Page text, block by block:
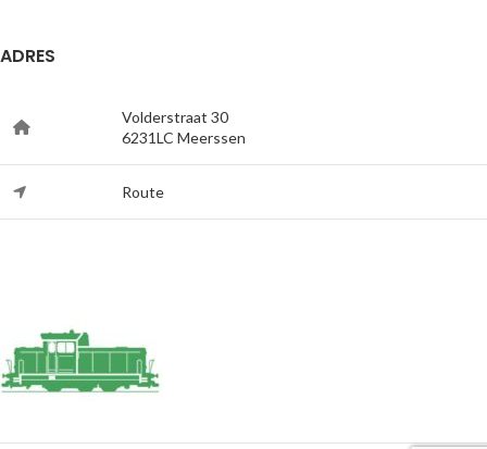
ADRES
Volderstraat 30
6231LC Meerssen
Route